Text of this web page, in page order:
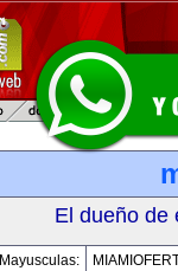
El dueño de
Mayusculas: